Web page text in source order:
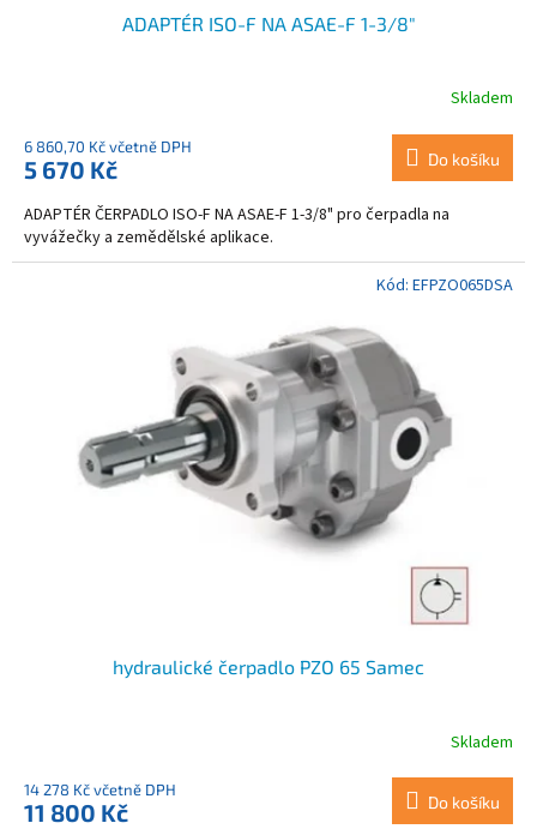
ADAPTÉR ISO-F NA ASAE-F 1-3/8"
Skladem
6 860,70 Kč včetně DPH
5 670 Kč Do košíku
ADAPTÉR ČERPADLO ISO-F NA ASAE-F 1-3/8" pro čerpadla na
vyvážečky a zemědělské aplikace.
hydraulické čerpadlo PZO 65 Samec
Skladem
14 278 Kč včetně DPH
11 800 Kč Do košíku
Kód: EFPZO065DSA